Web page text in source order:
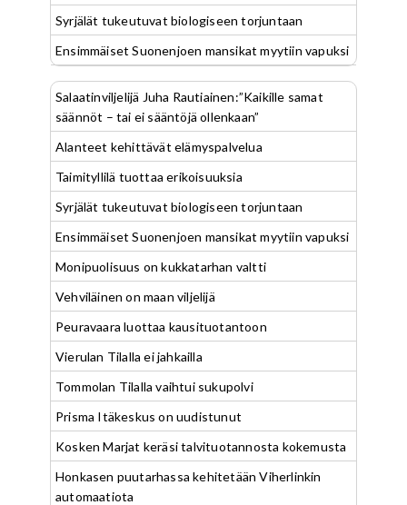
Syrjälät tukeutuvat biologiseen torjuntaan
Ensimmäiset Suonenjoen mansikat myytiin vapuksi
Salaatinviljelijä Juha Rautiainen:”Kaikille samat
säännöt – tai ei sääntöjä ollenkaan”
Alanteet kehittävät elämyspalvelua
Taimityllilä tuottaa erikoisuuksia
Syrjälät tukeutuvat biologiseen torjuntaan
Ensimmäiset Suonenjoen mansikat myytiin vapuksi
Monipuolisuus on kukkatarhan valtti
Vehviläinen on maan viljelijä
Peuravaara luottaa kausituotantoon
Vierulan Tilalla ei jahkailla
Tommolan Tilalla vaihtui sukupolvi
Prisma Itäkeskus on uudistunut
Kosken Marjat keräsi talvituotannosta kokemusta
Honkasen puutarhassa kehitetään Viherlinkin
automaatiota